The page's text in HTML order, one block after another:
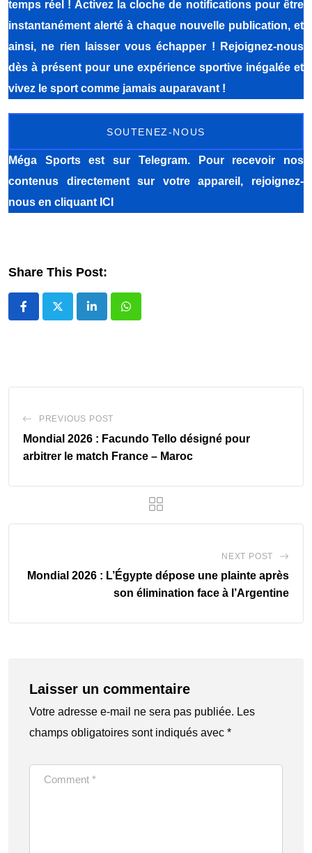
temps réel ! Activez la cloche de notifications pour être
instantanément alerté à chaque nouvelle publication, et
ainsi, ne rien laisser vous échapper ! Rejoignez-nous
dès à présent pour une expérience sportive inégalée et
vivez le sport comme jamais auparavant !
SOUTENEZ-NOUS
Méga Sportsest sur Telegram. Pour recevoir nos
contenus directement sur votre appareil, rejoignez-
nous en cliquant ICI
Share This Post:
LinkedIn Whatsapp
PREVIOUS POST
‎Mondial 2026 : Facundo Tello désigné pour
arbitrer le match France – Maroc
NEXT POST
Mondial 2026 : L’Égypte dépose une plainte après
son élimination face à l’Argentine
Laisser un commentaire
Votre adresse e-mail ne sera pas publiée. Les
champs obligatoires sont indiqués avec *